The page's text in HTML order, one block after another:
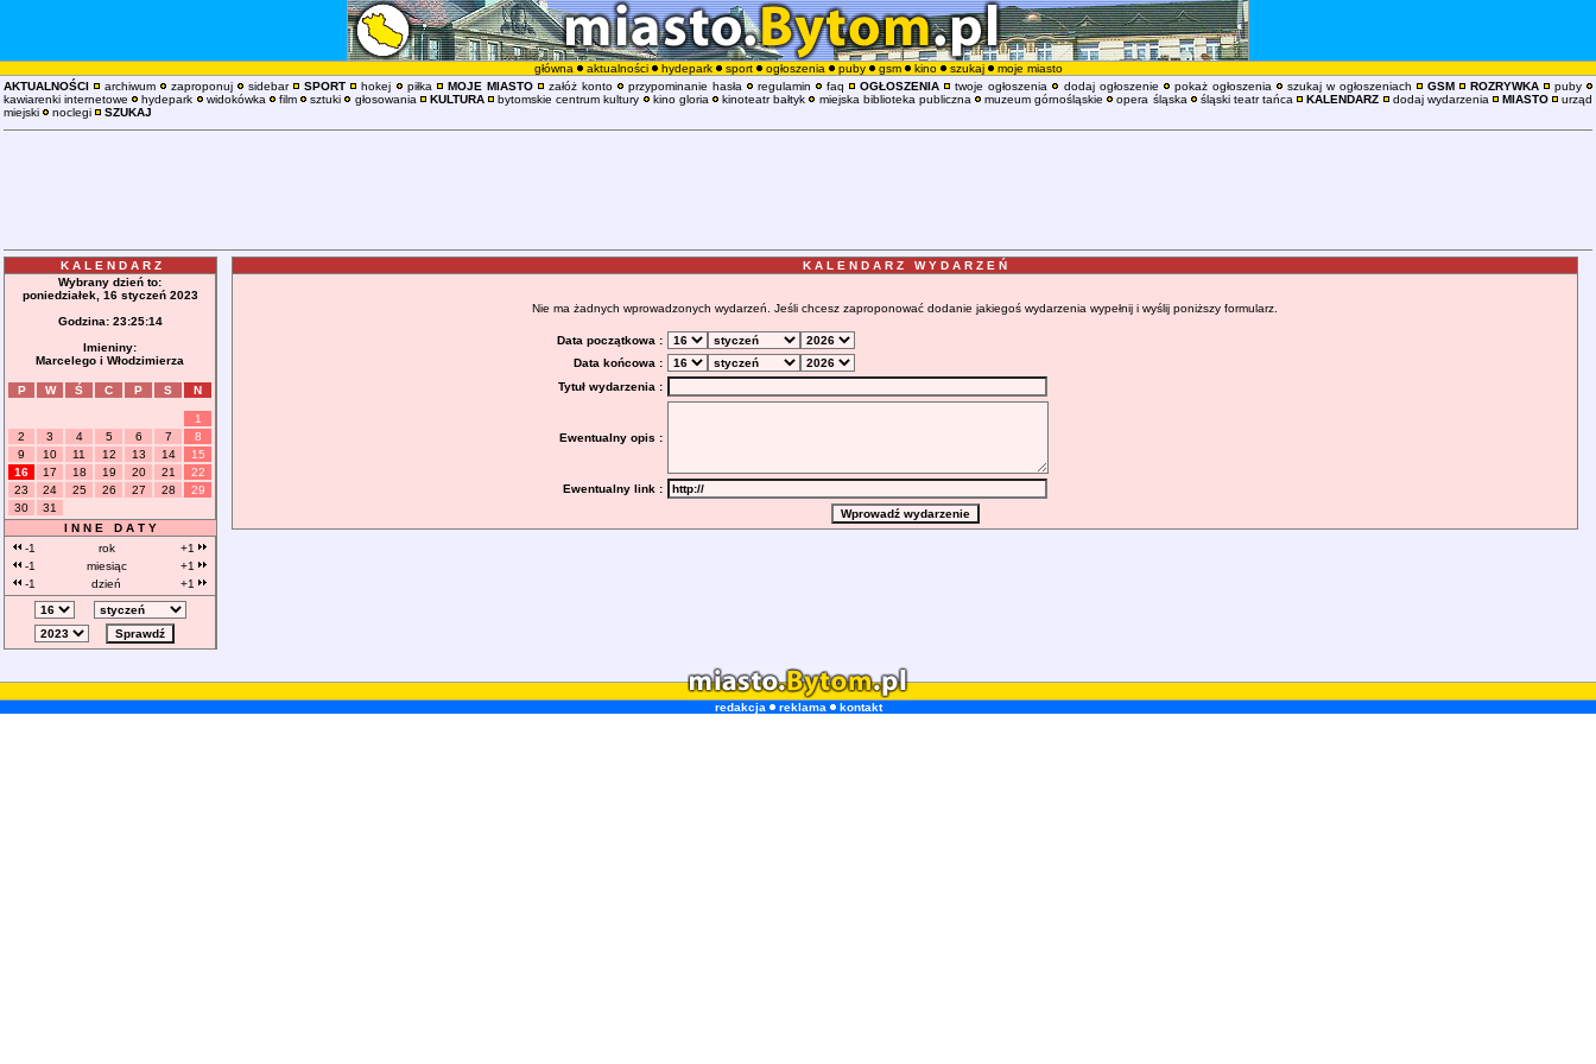
główna aktualności hydepark sport ogłoszenia puby gsm kino szukaj
moje miasto
AKTUALNOŚCI
archiwum zaproponuj sidebar SPORT hokej piłka MOJE MIASTO załóż konto przypominanie hasła regulamin faq OGŁOSZENIA twoje ogłoszenia dodaj ogłoszenie pokaż ogłoszenia szukaj w ogłoszeniach GSM ROZRYWKA
puby
kawiarenki internetowe
hydepark widokówka film sztuki głosowania KULTURA bytomskie centrum kultury kino gloria kinoteatr bałtyk miejska biblioteka publiczna muzeum górnośląskie opera śląska śląski teatr tańca KALENDARZ dodaj wydarzenia MIASTO
urząd
miejski
noclegi SZUKAJ
K A L E N D A R Z
Wybrany dzień to:
poniedziałek, 16 styczeń 2023
Godzina: 23:25:14
Imieniny:
Marcelego i Włodzimierza
P W Ś C P S N
1
2
3 4 5 6 7
8
9
10 11 12 13 14
15
16
17 18 19 20 21
22
23
24 25 26 27 28
29
30
31
I N N E D A T Y
-1
rok
+1
-1
miesiąc
+1
-1
dzień +1
K A L E N D A R Z W Y D A R Z E Ń
Nie ma żadnych wprowadzonych wydarzeń. Jeśli chcesz zaproponować dodanie jakiegoś wydarzenia wypełnij i wyślij poniższy formularz.
Data początkowa :
Data końcowa :
Tytuł wydarzenia :
Ewentualny opis :
Ewentualny link :
redakcja reklama kontakt